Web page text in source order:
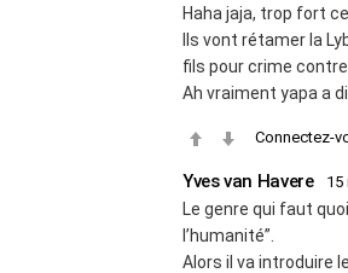
Haha jaja, trop fort
Ils vont rétamer la
fils pour crime
Ah vraiment yapa a
Connectez-
Yves van Havere 15
Le genre qui faut
l’humanité”.
Alors il va introduire